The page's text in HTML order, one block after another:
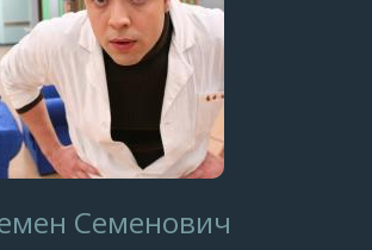
Семенович